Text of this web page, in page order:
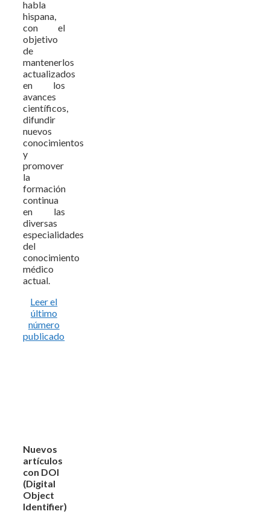
habla
hispana,
con el
objetivo
de
mantenerlos
actualizados
en los
avances
científicos,
difundir
nuevos
conocimientos
y
promover
la
formación
continua
en las
diversas
especialidades
del
conocimiento
médico
actual.
Leer el
último
número
publicado
Nuevos
artículos
con DOI
(Digital
Object
Identifier)